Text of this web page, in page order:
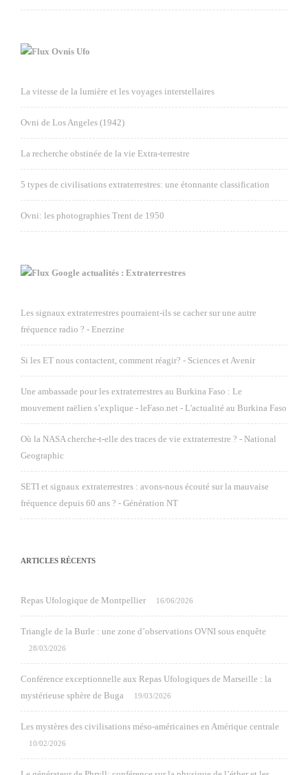
Ovnis Ufo
La vitesse de la lumière et les voyages interstellaires
Ovni de Los Angeles (1942)
La recherche obstinée de la vie Extra-terrestre
5 types de civilisations extraterrestres: une étonnante classification
Ovni: les photographies Trent de 1950
Google actualités : Extraterrestres
Les signaux extraterrestres pourraient-ils se cacher sur une autre
fréquence radio ? - Enerzine
Si les ET nous contactent, comment réagir? - Sciences et Avenir
Une ambassade pour les extraterrestres au Burkina Faso : Le
mouvement raëlien s’explique - leFaso.net - L'actualité au Burkina Faso
Où la NASA cherche-t-elle des traces de vie extraterrestre ? - National
Geographic
SETI et signaux extraterrestres : avons-nous écouté sur la mauvaise
fréquence depuis 60 ans ? - Génération NT
ARTICLES RÉCENTS
Repas Ufologique de Montpellier 16/06/2026
Triangle de la Burle : une zone d’observations OVNI sous enquête
28/03/2026
Conférence exceptionnelle aux Repas Ufologiques de Marseille : la
mystérieuse sphère de Buga
19/03/2026
Les mystères des civilisations méso-américaines en Amérique centrale
10/02/2026